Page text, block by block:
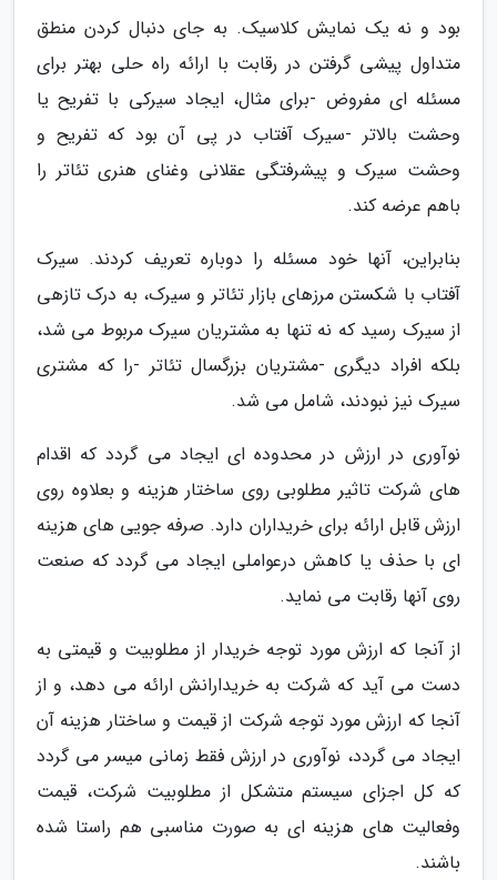
بود و نه یک نمایش کلاسیک. به جای دنبال کردن منطق
متداول پیشی گرفتن در رقابت با ارائه راه حلی بهتر برای
مسئله ای مفروض -برای مثال، ایجاد سیرکی با تفریح یا
وحشت بالاتر -سیرک آفتاب در پی آن بود که تفریح و
وحشت سیرک و پیشرفتگی عقلانی وغنای هنری تئاتر را
باهم عرضه کند.
بنابراین، آنها خود مسئله را دوباره تعریف کردند. سیرک
آفتاب با شکستن مرزهای بازار تئاتر و سیرک، به درک تازهی
از سیرک رسید که نه تنها به مشتریان سیرک مربوط می شد،
بلکه افراد دیگری -مشتریان بزرگسال تئاتر -را که مشتری
سیرک نیز نبودند، شامل می شد.
نوآوری در ارزش در محدوده ای ایجاد می گردد که اقدام
های شرکت تاثیر مطلوبی روی ساختار هزینه و بعلاوه روی
ارزش قابل ارائه برای خریداران دارد. صرفه جویی های هزینه
ای با حذف یا کاهش درعواملی ایجاد می گردد که صنعت
روی آنها رقابت می نماید.
از آنجا که ارزش مورد توجه خریدار از مطلوبیت و قیمتی به
دست می آید که شرکت به خریدارانش ارائه می دهد، و از
آنجا که ارزش مورد توجه شرکت از قیمت و ساختار هزینه آن
ایجاد می گردد، نوآوری در ارزش فقط زمانی میسر می گردد
که کل اجزای سیستم متشکل از مطلوبیت شرکت، قیمت
وفعالیت های هزینه ای به صورت مناسبی هم راستا شده
باشند.